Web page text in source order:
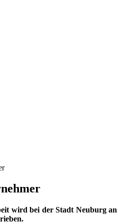
wird bei der Stadt Neuburg an